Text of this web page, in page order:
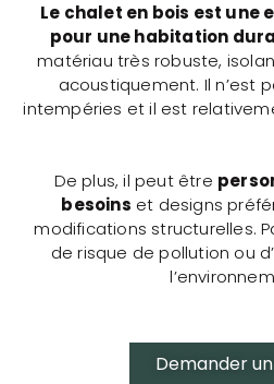
Le chalet en bois est une
pour une habitation
matériau très robuste,
acoustiquement. Il n’est
intempéries et il est
De plus, il peut être
besoins et designs
modifications structurelles.
de risque de pollution ou
Demander